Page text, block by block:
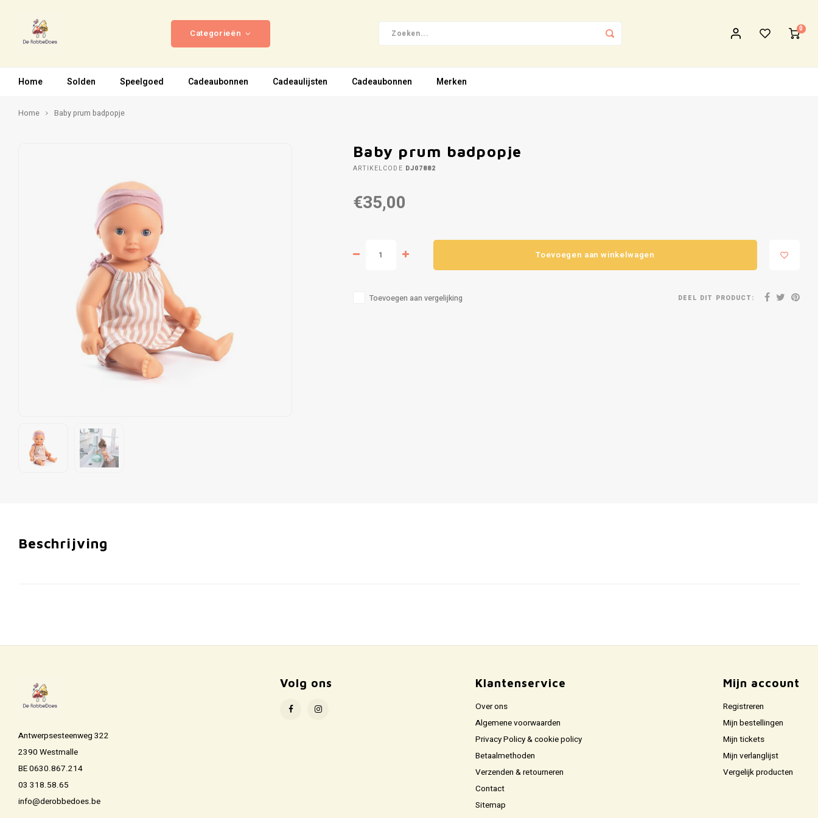
Categorieën 0
Home Solden Speelgoed Cadeaubonnen Cadeaulijsten Cadeaubonnen Merken
Home Baby prum badpopje
Baby prum badpopje
ARTIKELCODE DJ07882
€35,00
Toevoegen aan winkelwagen
Toevoegen aan vergelijking DEEL DIT PRODUCT:
Beschrijving
Antwerpsesteenweg 322
2390 Westmalle
BE 0630.867.214
03 318.58.65
info@derobbedoes.be
Volg ons Klantenservice
Over ons
Algemene voorwaarden
Privacy Policy & cookie policy
Betaalmethoden
Verzenden & retourneren
Contact
Sitemap
Mijn account
Registreren
Mijn bestellingen
Mijn tickets
Mijn verlanglijst
Vergelijk producten